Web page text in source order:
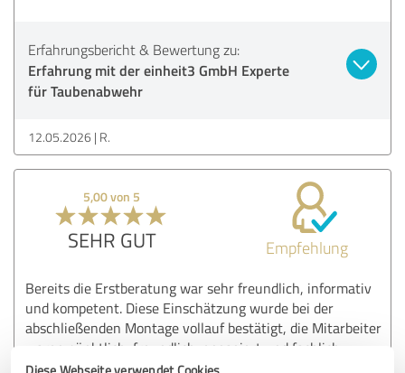
Erfahrungsbericht & Bewertung zu:
Erfahrung mit der einheit3 GmbH Experte
für Taubenabwehr
12.05.2026 R.
5,00 von 5
SEHR GUT Empfehlung
Bereits die Erstberatung war sehr freundlich, informativ
und kompetent. Diese Einschätzung wurde bei der
abschließenden Montage vollauf bestätigt, die Mitarbeiter
waren pünktlich, freundlich, engagiert und fachlich
hervorragend, so wünscht man sich einen